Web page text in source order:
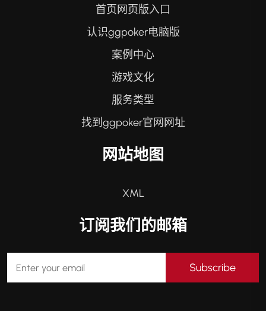
首页网页版入口
认识ggpoker电脑版
案例中心
游戏文化
服务类型
找到ggpoker官网网址
网站地图
XML
订阅我们的邮箱
Subscribe